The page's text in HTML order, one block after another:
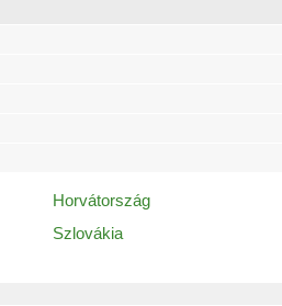
Horvátország
Szlovákia